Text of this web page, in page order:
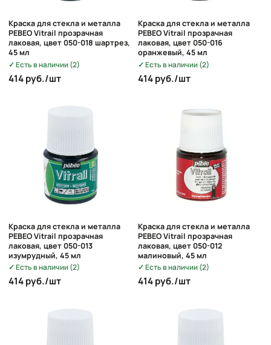
Краска для стекла и металла
PEBEO Vitrail прозрачная
лаковая, цвет 050-018 шартрез,
45 мл
Есть в наличии (2)
414 руб./шт
Краска для стекла и металла
PEBEO Vitrail прозрачная
лаковая, цвет 050-016
оранжевый, 45 мл
Есть в наличии (2)
414 руб./шт
Краска для стекла и металла
PEBEO Vitrail прозрачная
лаковая, цвет 050-013
изумрудный, 45 мл
Есть в наличии (2)
414 руб./шт
Краска для стекла и металла
PEBEO Vitrail прозрачная
лаковая, цвет 050-012
малиновый, 45 мл
Есть в наличии (2)
414 руб./шт